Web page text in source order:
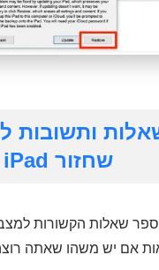
ותשובות
שחזור iPad
מספר שאלות הקשורות